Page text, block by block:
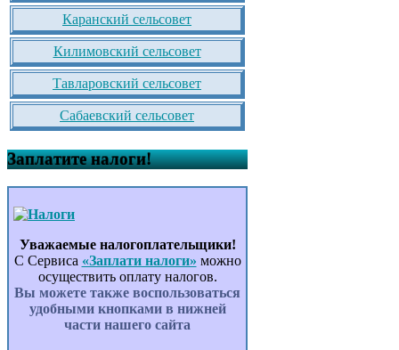
Каранский сельсовет
Килимовский сельсовет
Тавларовский сельсовет
Сабаевский сельсовет
Заплатите налоги!
Уважаемые налогоплательщики!
С Сервиса «Заплати налоги» можно
осуществить оплату налогов.
Вы можете также воспользоваться
удобными кнопками в нижней
части нашего сайта